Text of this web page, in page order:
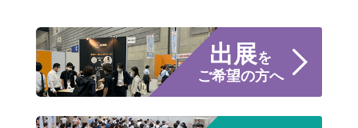
出展を
ご希望の方へ